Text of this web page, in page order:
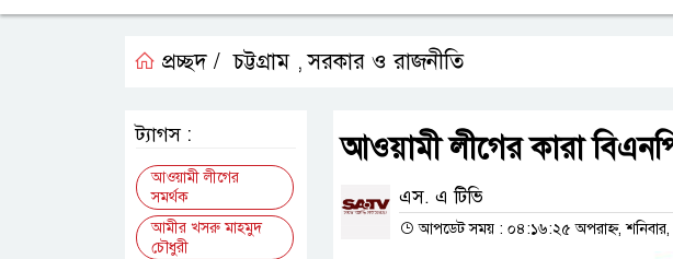
প্রচ্ছদ / চট্টগ্রাম ,সরকার ও রাজনীতি
আওয়ামী লীগের কারা
এস. এ টিভি
আপডেট সময় : ০৪:১৬:২৫ অপরাহ্ন,
ট্যাগস :
আওয়ামী লীগের
সমর্থক
আমীর খসরু মাহমুদ
চৌধুরী